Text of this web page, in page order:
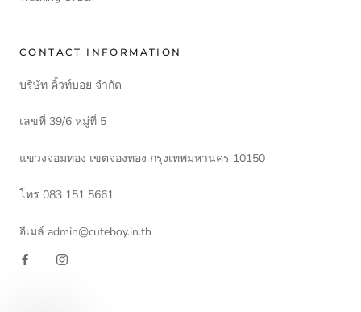
CONTACT INFORMATION
บริษัท คิ้วท์บอย จำกัด
เลขที่ 39/6 หมู่ที่ 5
แขวงจอมทอง เขตจองทอง กรุงเทพมหานคร 10150
โทร 083 151 5661
อีเมล์ admin@cuteboy.in.th